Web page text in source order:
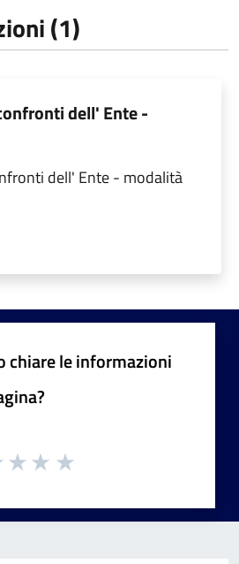
(1)
dell' Ente -
dell' Ente - modalità
chiare le informazioni